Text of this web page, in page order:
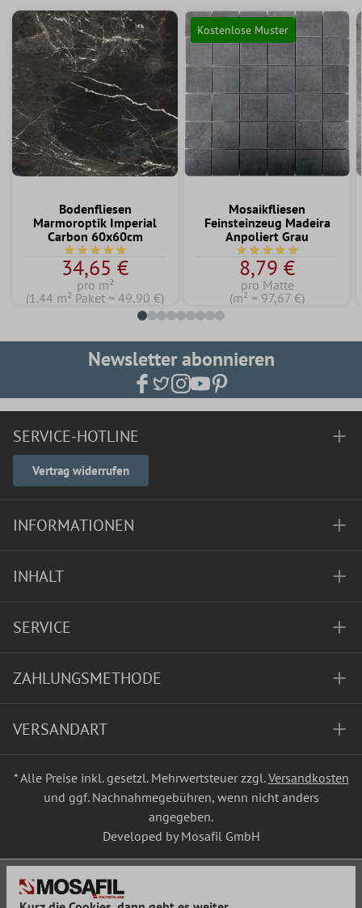
Bodenfliesen
Marmoroptik Imperial
Carbon 60x60cm
Durchschnittliche Bewertung von 5 von 5 Sternen
34,65 €
pro m²
(1.44 m² Paket = 49,90 €)
Kostenlose Muster
Mosaikfliesen
Feinsteinzeug Madeira
Anpoliert Grau
Durchschnittliche
8,79 €
pro Matte
(m² = 97,67 €)
Newsletter abonnieren
SERVICE-HOTLINE
Vertrag widerrufen
INFORMATIONEN
INHALT
SERVICE
ZAHLUNGSMETHODE
VERSANDART
* Alle Preise inkl. gesetzl. Mehrwertsteuer zzgl.Versandkosten
und ggf. Nachnahmegebühren, wenn nicht anders
angegeben.
Developed by Mosafil GmbH